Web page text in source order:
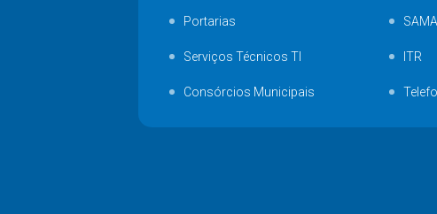
Portarias
Serviços Técnicos TI ITR
Consórcios Municipais